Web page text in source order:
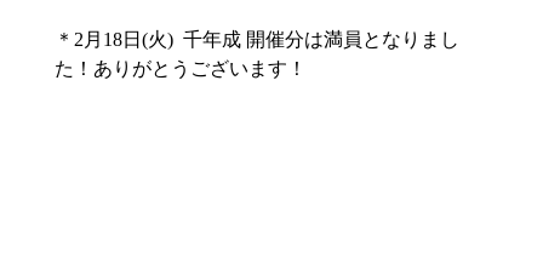
＊ 2月18日(火)  千年成 開催分は満員となりまし
た！ありがとうございます！